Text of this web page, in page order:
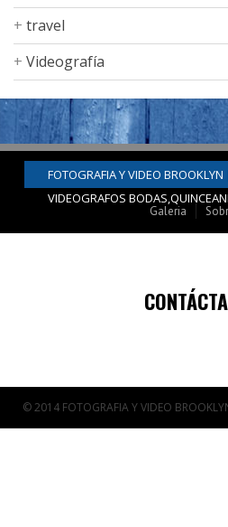
travel
Videografía
FOTOGRAFIA Y VIDEO
VIDEOGRAFOS
Galeria
© 2014 FOTOGRAFIA Y VIDEO